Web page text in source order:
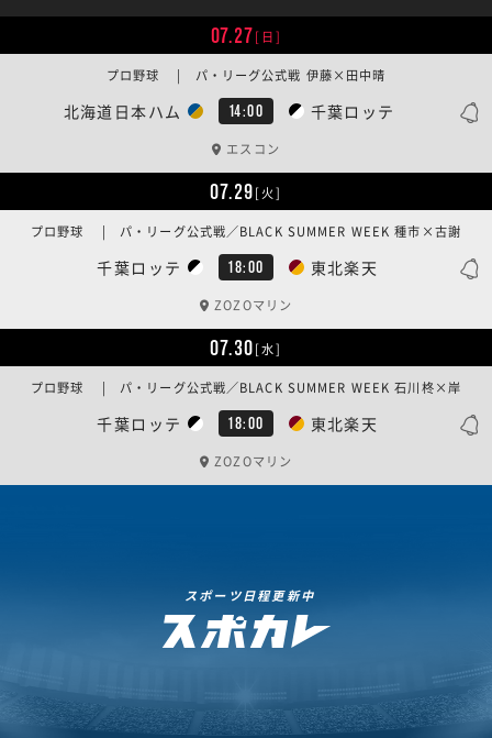
07.27[日]
北海道日本ハム 14:00 千葉ロッテ
プロ野球 | パ・リーグ公式戦 伊藤×田中晴
エスコン
07.29[火]
千葉ロッテ 18:00 東北楽天
プロ野球 | パ・リーグ公式戦／BLACK SUMMER WEEK 種市×古謝
ZOZOマリン
07.30[水]
千葉ロッテ 18:00 東北楽天
プロ野球 | パ・リーグ公式戦／BLACK SUMMER WEEK 石川柊×岸
ZOZOマリン
スポーツ日程更新中